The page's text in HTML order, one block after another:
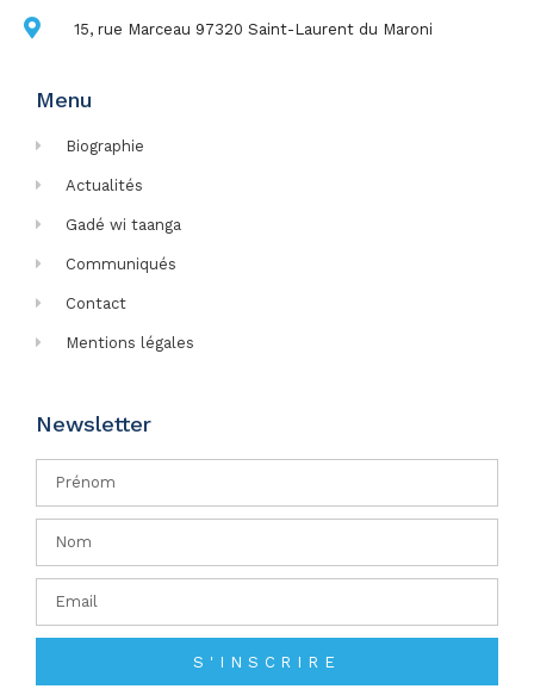
15, rue Marceau 97320 Saint-Laurent du Maroni
Menu
Biographie
Actualités
Gadé wi taanga
Communiqués
Contact
Mentions légales
Newsletter
S'INSCRIRE